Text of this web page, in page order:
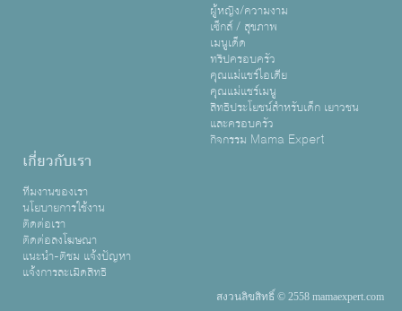
ผู้หญิง/ความงาม
เซ็กส์ / สุขภาพ
เมนูเด็ด
ทริปครอบครัว
คุณแม่แชร์ไอเดีย
คุณแม่แชร์เมนู
สิทธิประโยชน์สำหรับเด็ก เยาวชน
และครอบครัว
กิจกรรม Mama Expert
เกี่ยวกับเรา
ทีมงานของเรา
นโยบายการใช้งาน
ติดต่อเรา
ติดต่อลงโฆษณา
แนะนำ-ติชม แจ้งปัญหา
แจ้งการละเมิดสิทธิ
สงวนลิขสิทธิ์ © 2558 mamaexpert.com